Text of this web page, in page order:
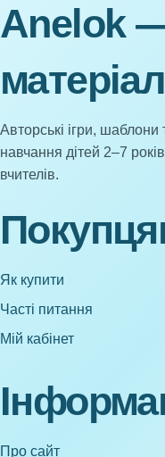
Anelok
Авторські ігри,
навчання дітей 2–7
вчителів.
Як купити
Часті питання
Мій кабінет
Про сайт